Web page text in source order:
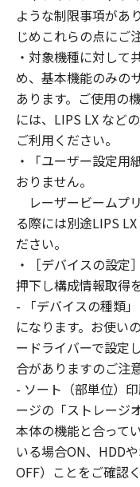
(2) お客様は、
ェア」を使用す
「本ソフトウェ
きます。
(3) 上記(1)およ
ノンまたはキヤ
知的財産権も、
ず、本契約書に
諾されるもので
２．制限
(1) お客様は、
布、リースもし
第三者に「本ソ
はできません。
(2) お客様は、
は一部を修正、
ブル、その他リ
ことはできませ
為をさせてはな
３．著作権表示
お客様は、「本
ノンまたはキヤ
示を変更し、除
せん。
４．所有権
ような制限事項があ
じめこれらの点にご
・対象機種に対して
め、基本機能のみの
あります。ご使用の
には、LIPS LX など
ご利用ください。
・「ユーザー設定用
おりません。
レーザービームプ
る際には別途LIPS
ださい。
・［デバイスの設定
押下し構成情報取得
- 「デバイスの種類
になります。お使い
ードライバーで設定
合がありますのご注
- ソート（部単位）
ージの「ストレージ
本体の機能と合って
いる場合ON、HDD
OFF）ことをご確認